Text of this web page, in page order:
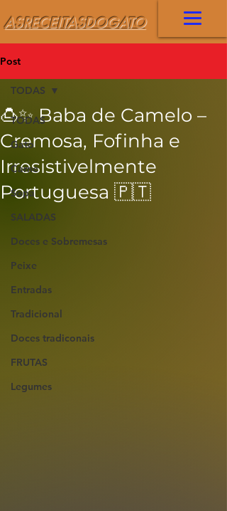
ASRECEITASDOGATO
Post
TODAS
Gato
Carne
Sopa
SALADAS
Doces e Sobremesas
Peixe
Entradas
Tradicional
Doces tradiconais
FRUTAS
Legumes
TODAS
🍮✨ Baba de Camelo –
Cremosa, Fofinha e
Irresistivelmente
Portuguesa 🇵🇹